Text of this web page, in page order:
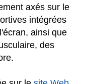
axés sur le
intégrées
ainsi que
des